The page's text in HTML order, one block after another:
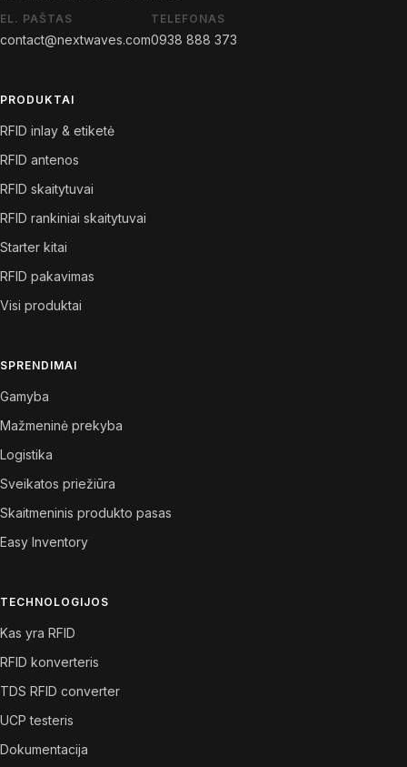
EL. PAŠTAS
contact@nextwaves.com
TELEFONAS
0938 888 373
PRODUKTAI
RFID inlay & etiketė
RFID antenos
RFID skaitytuvai
RFID rankiniai skaitytuvai
Starter kitai
RFID pakavimas
Visi produktai
SPRENDIMAI
Gamyba
Mažmeninė prekyba
Logistika
Sveikatos priežiūra
Skaitmeninis produkto pasas
Easy Inventory
TECHNOLOGIJOS
Kas yra RFID
RFID konverteris
TDS RFID converter
UCP testeris
Dokumentacija